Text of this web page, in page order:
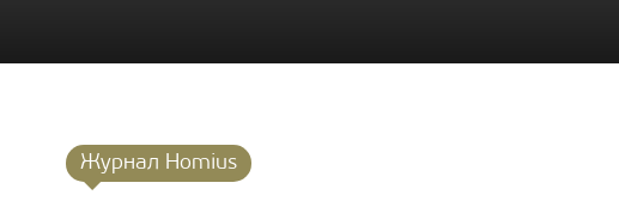
Журнал Homius